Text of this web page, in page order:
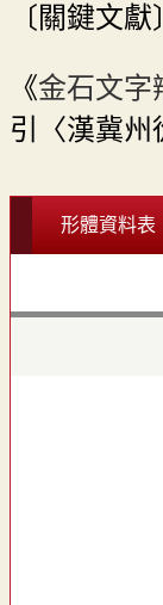
〔關鍵文獻
《金石文字
引〈漢冀州
形體資料表